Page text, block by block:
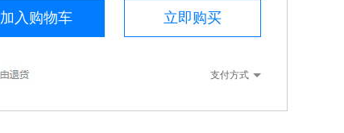
立即购买
加入购物车
支付方式